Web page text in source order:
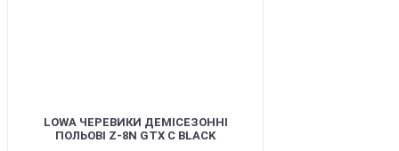
LOWA ЧЕРЕВИКИ ДЕМІСЕЗОННІ
ПОЛЬОВІ Z-8N GTX C BLACK